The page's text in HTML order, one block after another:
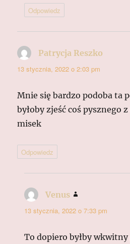
Odpowiedz
Patrycja Reszko
13 stycznia, 2022 o 2:03 pm
Mnie się bardzo podoba ta
byłoby zjeść coś pysznego
misek
Odpowiedz
Venus
13 stycznia, 2022 o 7:33 pm
To dopiero byłby wkwitny